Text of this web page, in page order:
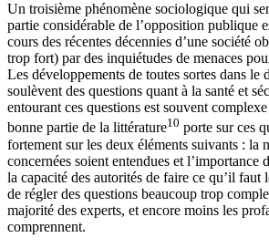
Un troisième phénomène sociologique qui
partie considérable de l’opposition publique
cours des récentes décennies d’une société
trop fort) par des inquiétudes de menaces
Les développements de toutes sortes dans le
soulèvent des questions quant à la santé et
entourant ces questions est souvent
bonne partie de la littérature10 porte sur ces
fortement sur les deux éléments suivants : la
concernées soient entendues et l’importance
la capacité des autorités de faire ce qu’il faut
de régler des questions beaucoup trop
majorité des experts, et encore moins les
comprennent.